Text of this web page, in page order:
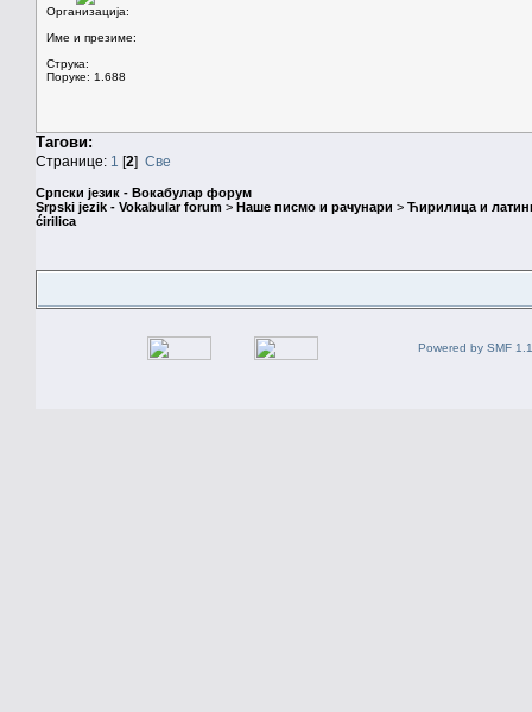
Организација:
Име и презиме:
Струка:
Поруке: 1.688
Тагови:
Странице: 1 [2] Све
Српски језик - Вокабулар форум
Srpski jezik - Vokabular forum > Наше писмо и рачунари > Ћирилица и
ćirilica
Powered by SMF